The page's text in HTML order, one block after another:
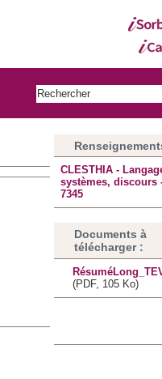
CLESTHIA -
systèmes, discours
7345
Documents à
télécharger :
(PDF, 105 Ko)